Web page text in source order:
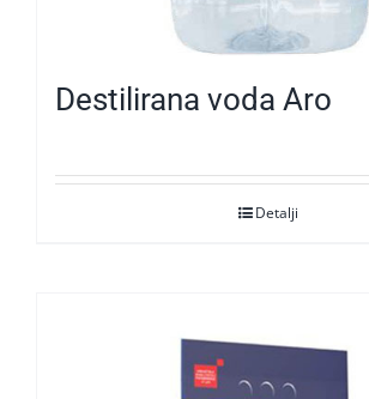
Destilirana voda Aro
Detalji